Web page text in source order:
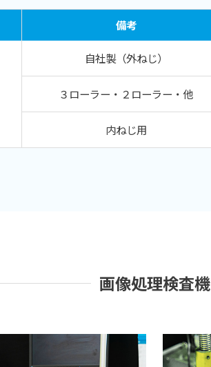
備考
自社製（外ねじ）
３ローラー・ ２ローラー・他
内ねじ用
画像処理検査機